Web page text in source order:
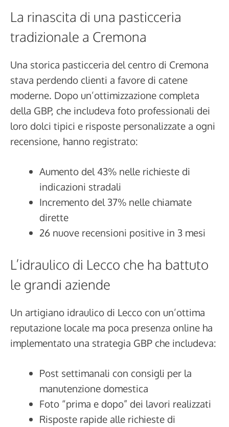
La rinascita di una pasticceria
tradizionale a Cremona
Una storica pasticceria del centro di Cremona
stava perdendo clienti a favore di catene
moderne. Dopo un’ottimizzazione completa
della GBP, che includeva foto professionali dei
loro dolci tipici e risposte personalizzate a ogni
recensione, hanno registrato:
Aumento del 43% nelle richieste di
indicazioni stradali
Incremento del 37% nelle chiamate
dirette
26 nuove recensioni positive in 3 mesi
L’idraulico di Lecco che ha battuto
le grandi aziende
Un artigiano idraulico di Lecco con un’ottima
reputazione locale ma poca presenza online ha
implementato una strategia GBP che includeva:
Post settimanali con consigli per la
manutenzione domestica
Foto “prima e dopo” dei lavori realizzati
Risposte rapide alle richieste di